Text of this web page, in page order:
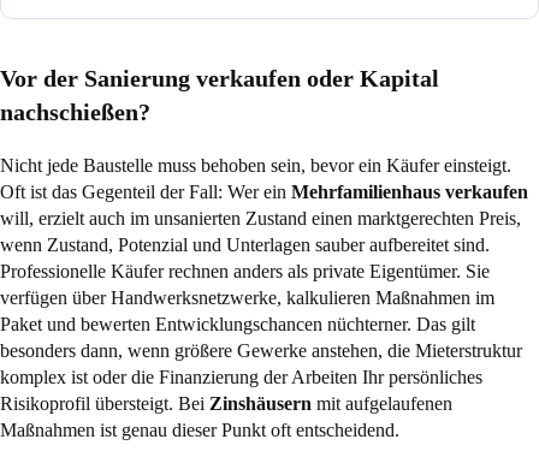
Vor der Sanierung verkaufen oder Kapital
nachschießen?
Nicht jede Baustelle muss behoben sein, bevor ein Käufer einsteigt.
Oft ist das Gegenteil der Fall: Wer ein Mehrfamilienhaus verkaufen
will, erzielt auch im unsanierten Zustand einen marktgerechten Preis,
wenn Zustand, Potenzial und Unterlagen sauber aufbereitet sind.
Professionelle Käufer rechnen anders als private Eigentümer. Sie
verfügen über Handwerksnetzwerke, kalkulieren Maßnahmen im
Paket und bewerten Entwicklungschancen nüchterner. Das gilt
besonders dann, wenn größere Gewerke anstehen, die Mieterstruktur
komplex ist oder die Finanzierung der Arbeiten Ihr persönliches
Risikoprofil übersteigt. Bei Zinshäusern mit aufgelaufenen
Maßnahmen ist genau dieser Punkt oft entscheidend.